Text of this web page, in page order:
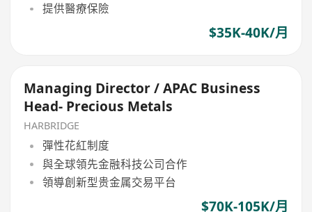
提供醫療保險
$35K-40K/月
Managing Director / APAC Business
Head- Precious Metals
HARBRIDGE
彈性花紅制度
與全球領先金融科技公司合作
領導創新型贵金属交易平台
$70K-105K/月